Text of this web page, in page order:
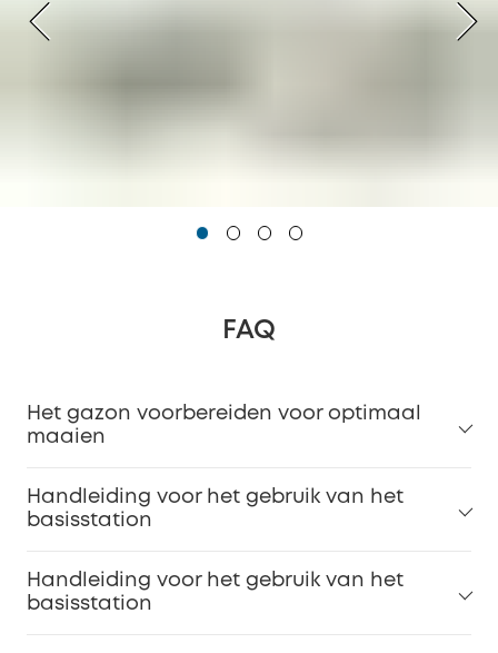
FAQ
Het gazon voorbereiden voor optimaal
maaien
Handleiding voor het gebruik van het
basisstation
Handleiding voor het gebruik van het
basisstation